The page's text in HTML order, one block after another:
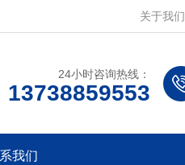
关于我们
24小时咨询热线：
13738859553
我们